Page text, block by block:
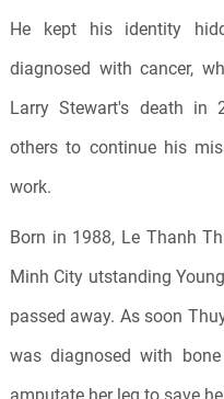
He kept his identity
diagnosed with cancer,
Larry Stewart's death in
others to continue his
work.
Born in 1988, Le Thanh
Minh City utstanding
passed away. As soon
was diagnosed with